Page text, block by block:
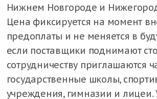
Нижнем Новгороде и
Цена фиксируется на момент
предоплаты и не меняется в
если поставщики поднимают
сотрудничеству приглашаются
государственные школы,
учреждения, гимназии и лицеи.